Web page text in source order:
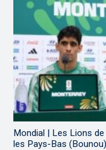
Mondial | Les Lions de
les Pays-Bas (Bounou)